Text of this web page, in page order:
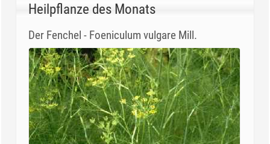
Heilpflanze des Monats
Der Fenchel - Foeniculum vulgare Mill.